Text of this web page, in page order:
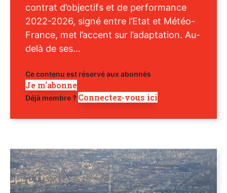
contrat d’objectifs et de performance
2022-2026, signé entre l’Etat et Météo-
France, met l’accent sur l’adaptation. Au-
delà de ses...
Ce contenu est réservé aux abonnés
Je m'abonne
Déjà membre ? Connectez-vous ici